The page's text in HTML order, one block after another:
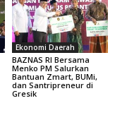
Ekonomi Daerah
BAZNAS RI Bersama
Menko PM Salurkan
Bantuan Zmart, BUMi,
dan Santripreneur di
Gresik